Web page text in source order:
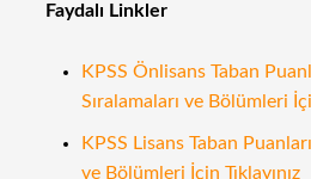
Faydalı Linkler
KPSS Önlisans Taban
Sıralamaları ve Bölümleri
KPSS Lisans Taban
ve Bölümleri İçin Tıklayınız